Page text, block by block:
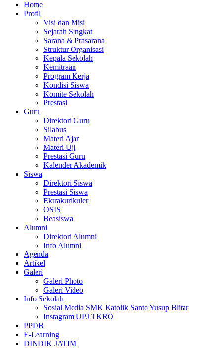
Home
Profil
Visi dan Misi
Sejarah Singkat
Sarana & Prasarana
Struktur Organisasi
Kepala Sekolah
Kemitraan
Program Kerja
Kondisi Siswa
Komite Sekolah
Prestasi
Guru
Direktori Guru
Silabus
Materi Ajar
Materi Uji
Prestasi Guru
Kalender Akademik
Siswa
Direktori Siswa
Prestasi Siswa
Ektrakurikuler
OSIS
Beasiswa
Alumni
Direktori Alumni
Info Alumni
Agenda
Artikel
Galeri
Galeri Photo
Galeri Video
Info Sekolah
Sosial Media SMK Katolik Santo Yusup Blitar
Instagram UPJ TKRO
PPDB
E-Learning
DINDIK JATIM